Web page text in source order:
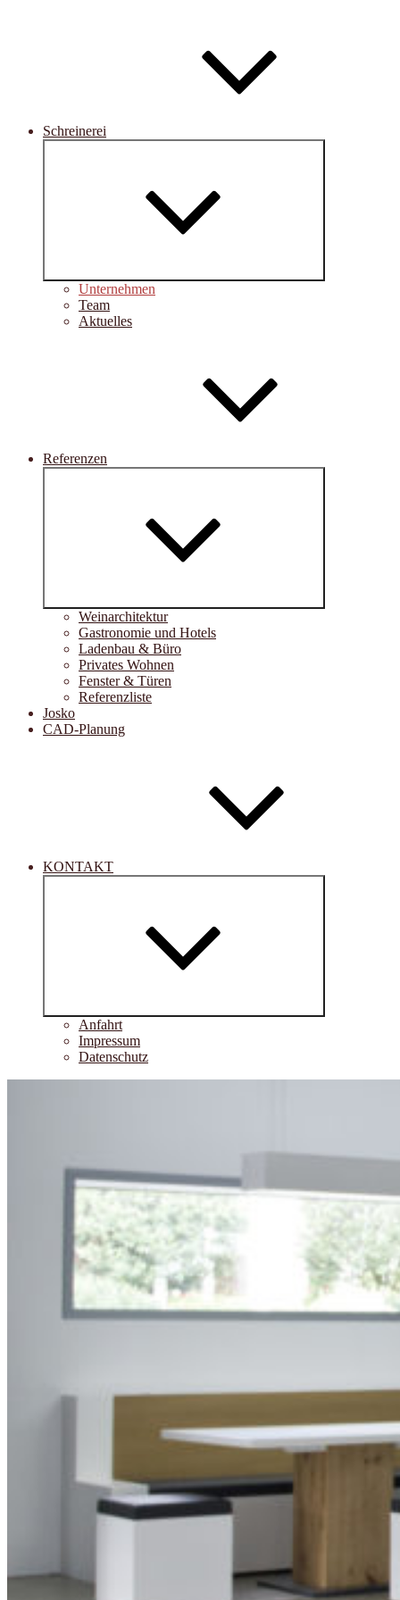
Schreinerei
Unternehmen
Team
Aktuelles
Referenzen
Weinarchitektur
Gastronomie und Hotels
Ladenbau & Büro
Privates Wohnen
Fenster & Türen
Referenzliste
Josko
CAD-Planung
KONTAKT
Anfahrt
Impressum
Datenschutz